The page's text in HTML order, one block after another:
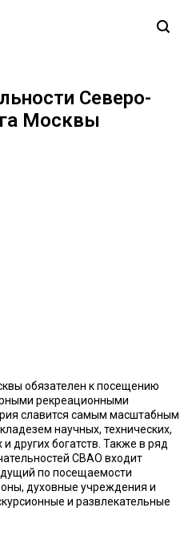
Северо-
Москвы
обязателен к посещению
рекреационными
славится самым масштабным
научных, технических,
других богатств. Также в ряд
СВАО входит
по посещаемости
духовные учреждения и
и развлекательные